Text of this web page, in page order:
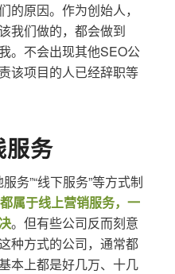
的原因。作为创始人，
我们做的，都会做到
。不会出现其他SEO公
该项目的人已经辞职等
服务
务”“线下服务”等方式制
属于线上营销服务，一
。但有些公司反而刻意
种方式的公司，通常都
本上都是好几万、十几